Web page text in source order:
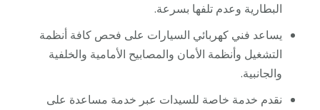
البطارية وعدم تلفها بسرعة.
يساعد فني كهربائي السيارات على فحص كافة أنظمة
التشغيل وأنظمة الأمان والمصابيح الأمامية والخلفية
والجانبية.
نقدم خدمة خاصة للسيدات عبر خدمة مساعدة على